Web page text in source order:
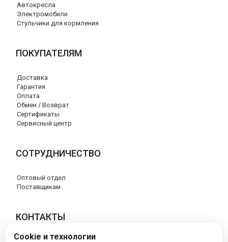
Автокресла
Электромобили
Стульчики для кормления
ПОКУПАТЕЛЯМ
Доставка
Гарантия
Оплата
Обмен / Возврат
Сертификаты
Сервисный центр
СОТРУДНИЧЕСТВО
Оптовый отдел
Поставщикам
КОНТАКТЫ
Cookie и технологии